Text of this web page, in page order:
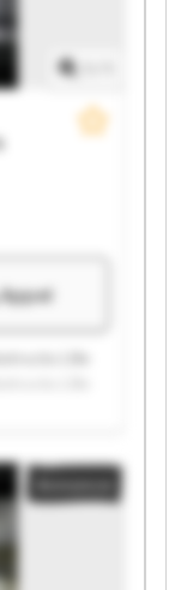
Appel
Lille
Lille
Lille
Annonce